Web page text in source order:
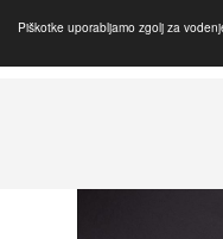
Piškotke uporabljamo zgolj za